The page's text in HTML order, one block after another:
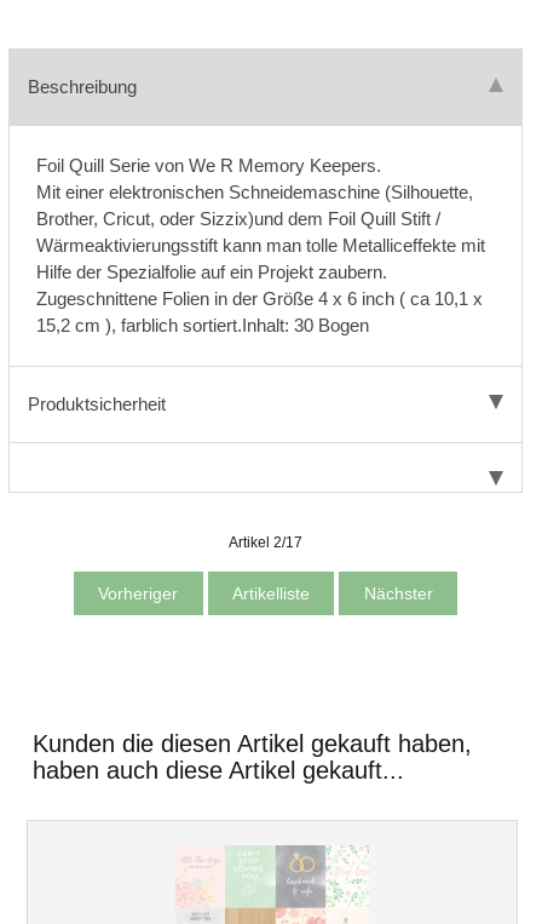
Beschreibung
Foil Quill Serie von We R Memory Keepers.
Mit einer elektronischen Schneidemaschine (Silhouette,
Brother, Cricut, oder Sizzix)und dem Foil Quill Stift /
Wärmeaktivierungsstift kann man tolle Metalliceffekte mit
Hilfe der Spezialfolie auf ein Projekt zaubern.
Zugeschnittene Folien in der Größe 4 x 6 inch ( ca 10,1 x
15,2 cm ), farblich sortiert.Inhalt: 30 Bogen
Produktsicherheit
Artikel 2/17
Vorheriger Artikelliste Nächster
Kunden die diesen Artikel gekauft haben,
haben auch diese Artikel gekauft...